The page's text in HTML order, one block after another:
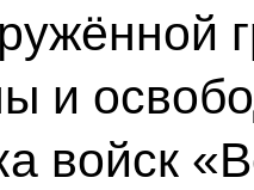
и
войск